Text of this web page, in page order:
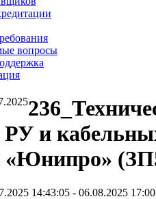
вопросы
и
14:43:05 - 06.08.2025